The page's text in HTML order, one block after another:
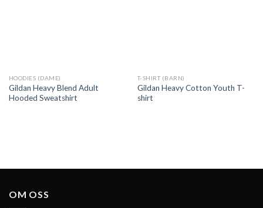
HOODIES (DAME)
Gildan Heavy Blend Adult
Hooded Sweatshirt
T-SHIRT (BARN)
Gildan Heavy Cotton Youth T-
shirt
OM OSS